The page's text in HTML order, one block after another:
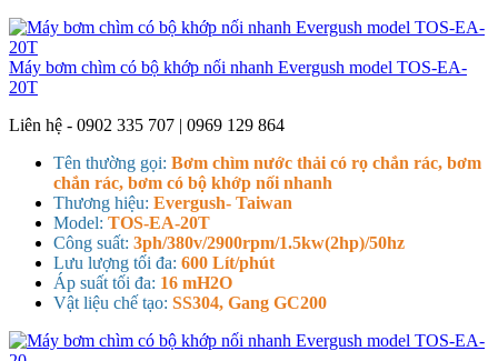
Máy bơm chìm có bộ khớp nối nhanh Evergush model TOS-EA-
20T
Liên hệ - 0902 335 707 | 0969 129 864
Tên thường gọi: Bơm chìm nước thải có rọ chắn rác, bơm
chắn rác, bơm có bộ khớp nối nhanh
Thương hiệu: Evergush- Taiwan
Model: TOS-EA-20T
Công suất: 3ph/380v/2900rpm/1.5kw(2hp)/50hz
Lưu lượng tối đa: 600 Lít/phút
Áp suất tối đa: 16 mH2O
Vật liệu chế tạo: SS304, Gang GC200